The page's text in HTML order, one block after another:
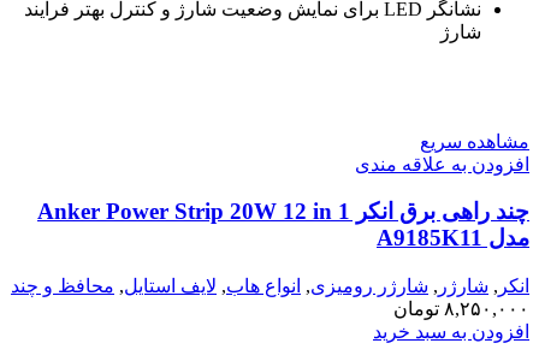
نشانگر LED برای نمایش وضعیت شارژ و کنترل بهتر فرآیند
شارژ
مشاهده سریع
افزودن به علاقه مندی
چند راهی برق انکر Anker Power Strip 20W 12 in 1
مدل A9185K11
انکر , شارژر , شارژر رومیزی, انواع هاب, لایف استایل, محافظ و چند
راهی برق, موبایل و تبلت ۸,۲۵۰,۰۰۰ تومان
افزودن به سبد خرید